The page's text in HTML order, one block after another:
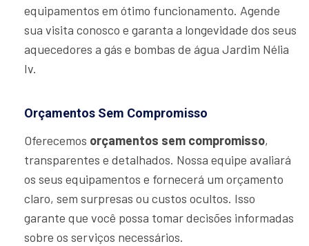
equipamentos em ótimo funcionamento. Agende
sua visita conosco e garanta a longevidade dos seus
aquecedores a gás e bombas de água Jardim Nélia
Iv.
Orçamentos Sem Compromisso
Oferecemos orçamentos sem compromisso,
transparentes e detalhados. Nossa equipe avaliará
os seus equipamentos e fornecerá um orçamento
claro, sem surpresas ou custos ocultos. Isso
garante que você possa tomar decisões informadas
sobre os serviços necessários.